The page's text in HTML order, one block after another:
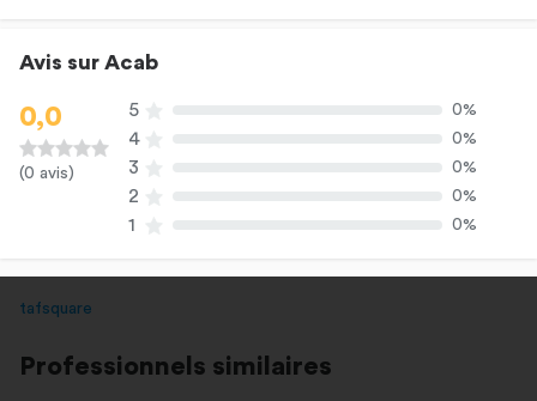
Avis sur Acab
0,0
(0 avis)
5 0%
4 0%
3 0%
2 0%
1 0%
tafsquare
Professionnels similaires